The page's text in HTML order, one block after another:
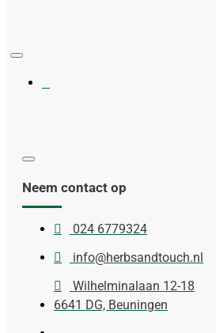
Neem contact op
024 6779324
info@herbsandtouch.nl
Wilhelminalaan 12-18
6641 DG, Beuningen